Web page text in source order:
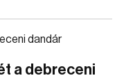
a debreceni